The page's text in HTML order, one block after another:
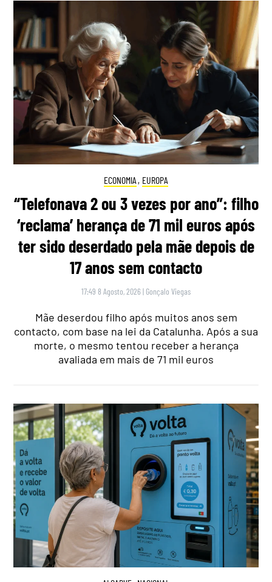
ECONOMIA , EUROPA
“Telefonava 2 ou 3 vezes por ano”: filho
‘reclama’ herança de 71 mil euros após
ter sido deserdado pela mãe depois de
17 anos sem contacto
17:49 8 Agosto, 2026 | Gonçalo Viegas
Mãe deserdou filho após muitos anos sem
contacto, com base na lei da Catalunha. Após a sua
morte, o mesmo tentou receber a herança
avaliada em mais de 71 mil euros